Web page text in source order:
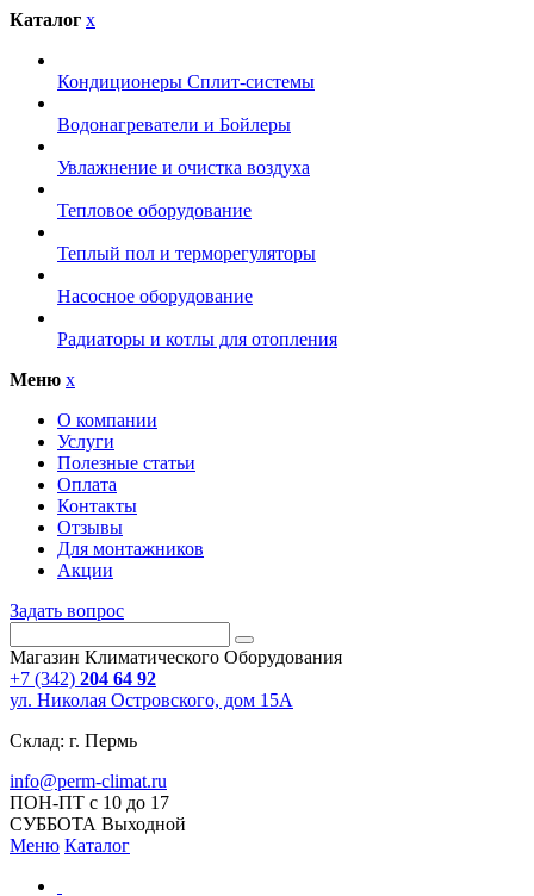
Каталог x
Кондиционеры Сплит-системы
Водонагреватели и Бойлеры
Увлажнение и очистка воздуха
Тепловое оборудование
Теплый пол и терморегуляторы
Насосное оборудование
Радиаторы и котлы для отопления
Меню x
О компании
Услуги
Полезные статьи
Оплата
Контакты
Отзывы
Для монтажников
Акции
Задать вопрос
Магазин Климатического Оборудования
+7 (342) 204 64 92
ул. Николая Островского, дом 15А
Склад: г. Пермь
info@perm-climat.ru
ПОН-ПТ с 10 до 17
СУББОТА Выходной
Меню Каталог